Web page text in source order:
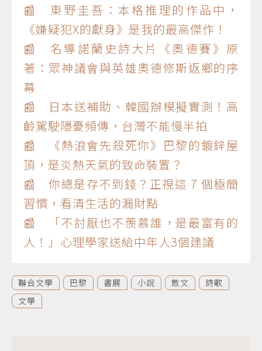
📰 東野圭吾：本格推理的作品中，
《嫌疑犯X的獻身》是我的最高傑作！
📰 名導諾蘭史詩大片《奧德賽》原
著：眾神議會與英雄奧德修斯返鄉的序
幕
📰 日本送補助、韓國辦模擬實測！高
齡駕駛隱憂頻傳，台灣不能慢半拍
📰 《熱浪會先殺死你》巴黎的鍍鋅屋
頂，是炎熱天氣的致命裝置？
📰 你總是存不到錢？正視這 7 個極簡
習慣，看清生活的漏財點
📰 「不討厭也不羨慕誰，是最富有的
人！」心理學家送給中年人3個建議
聯合文學 巴黎 書展 小說 散文
詩歌
文學